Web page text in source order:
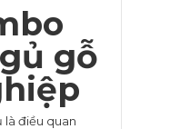
gỗ
là điều quan